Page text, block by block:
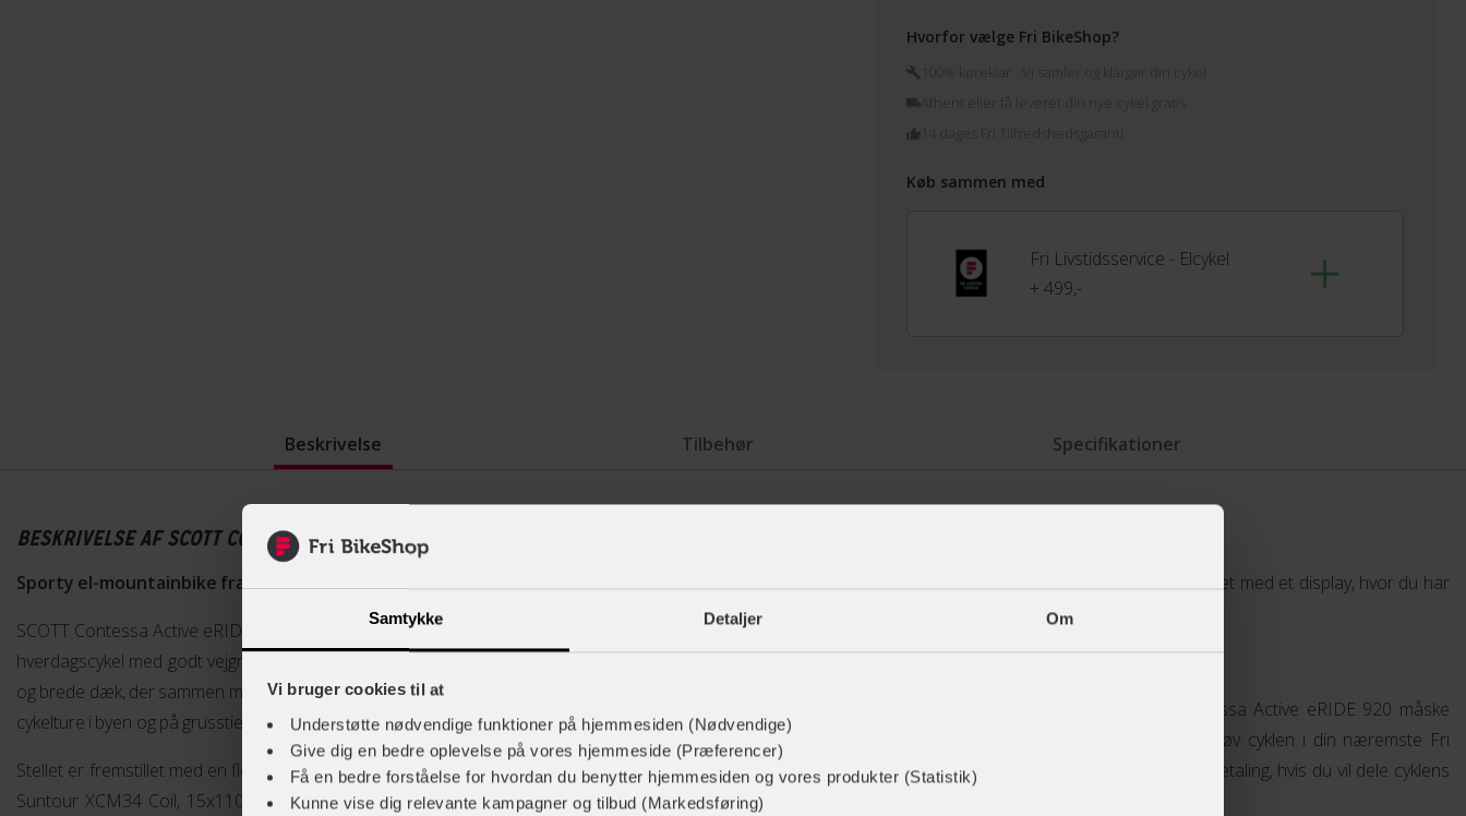
Samtykke Detaljer Om
Vi bruger cookies til at
Understøtte nødvendige funktioner på hjemmesiden (Nødvendige)
Give dig en bedre oplevelse på vores hjemmeside (Præferencer)
Få en bedre forståelse for hvordan du benytter hjemmesiden og vores produkter (Statistik)
Kunne vise dig relevante kampagner og tilbud (Markedsføring)
Hvorfor vælge Fri BikeShop?
100% køreklar - Vi samler og klargør din cykel
14 dages Fri Tilfredshedsgaranti
Køb sammen med
Fri Livstidsservice - Elcykel
+ 499,-
Beskrivelse Tilbehør Specifikationer
BESKRIVELSE AF SCOTT CONTESSA ACTIVE ERIDE 920
Sporty el-mountainbike fra SCOTT
SCOTT Contessa Active eRIDE 920 er en sporty el-mountainbike til dig, der ønsker en sjov
hverdagscykel med godt vejgreb. Med denne SCOTT el-mountainbike får du 28″ store hjul
og brede dæk, der sammen med det lette stel i aluminium gør cyklen velegnet til hverdagens
cykelture i byen og på grusstier.
Stellet er fremstillet med en flot eclipse blue lakering. Du får 12 gear og en luftaffjedret SR
Suntour XCM34 Coil, 15x110mm QR axle / Tapered Steerer, Remote Lockout / 120mm
Motoren hjælper dig til en fart på op til 25 km/t og er udstyret med et display, hvor du har
fuld kontrol over cyklens elsystem.
Skal du bruge en sjov hverdagscykel? Så er SCOTT Contessa Active eRIDE 920 måske
cyklen lige for dig. Book en gratis prøvetur online og afprøv cyklen i din næremste Fri
BikeShop. Her kan du også høre om mulighederne for delbetaling, hvis du vil dele cyklens
pris op i mindre bidder.